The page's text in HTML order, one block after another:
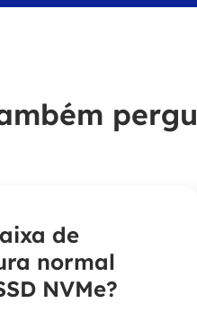
de
normal
NVMe?